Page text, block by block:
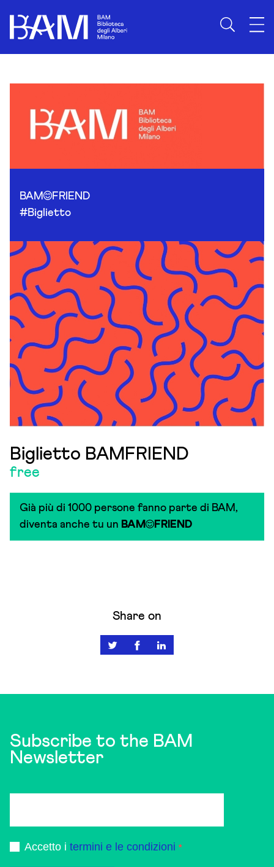
BAM
FRIEND
#Biglietto
Biglietto BAMFRIEND
free
Già più di 1000 persone fanno parte di BAM,
diventa anche tu un BAM FRIEND
Share on
Subscribe to the BAM
Newsletter
Accetto i termini e le condizioni